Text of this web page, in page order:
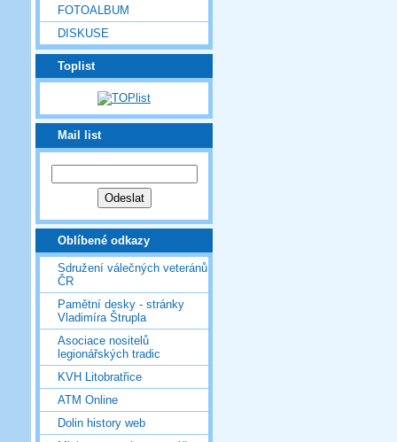
FOTOALBUM
DISKUSE
Toplist
Mail list
Oblíbené odkazy
Sdružení válečných veteránů
ČR
Pamětní desky - stránky
Vladimíra Štrupla
Asociace nositelů
legionářských tradic
KVH Litobratřice
ATM Online
Dolin history web